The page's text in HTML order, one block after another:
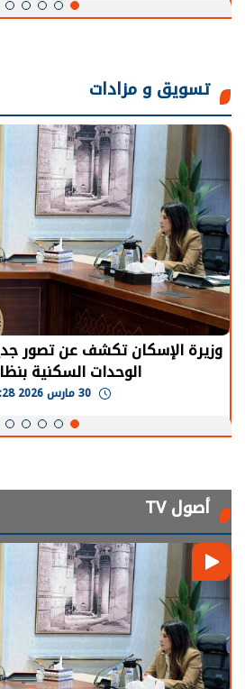
تسويق و مزادات
الرئيس السيسي: توقف
يحتاج إلى سنوات لعودة معدلات
أصول TV